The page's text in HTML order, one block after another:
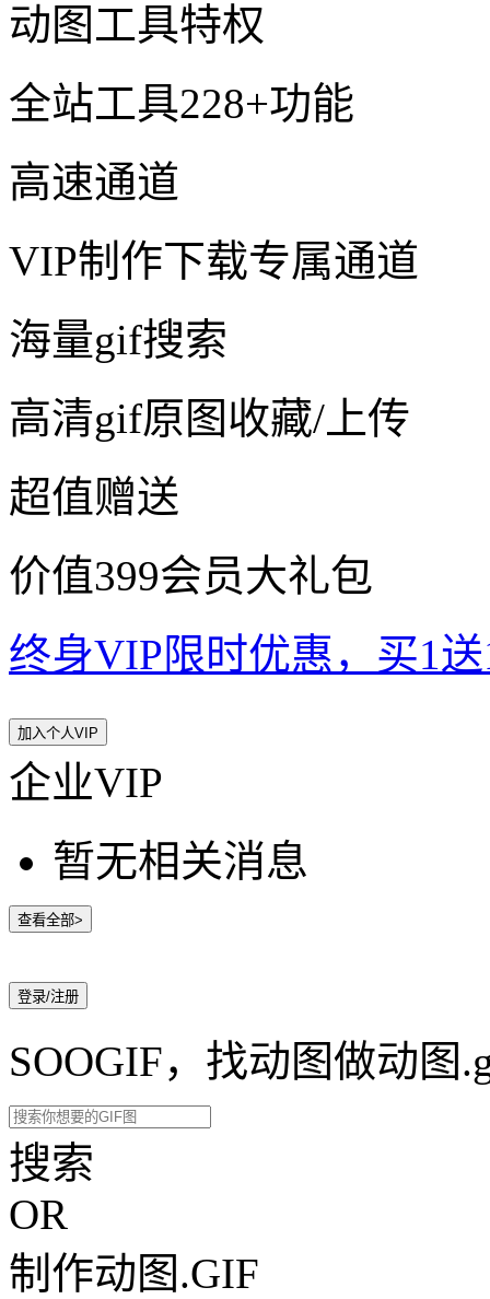
动图工具特权
全站工具228+功能
高速通道
VIP制作下载专属通道
海量gif搜索
高清gif原图收藏/上传
超值赠送
价值399会员大礼包
终身VIP限时优惠，买1
加入个人VIP
企业VIP
暂无相关消息
查看全部>
登录/注册
SOOGIF，找动图做动图
搜索
OR
制作动图.GIF